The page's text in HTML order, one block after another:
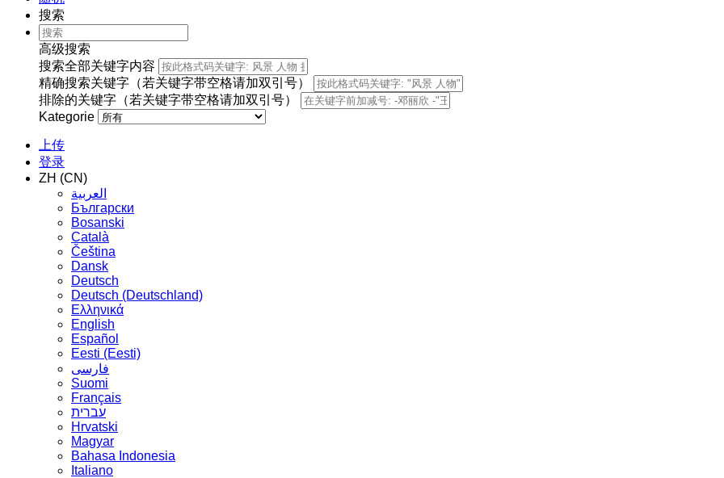
搜索
高级搜索
搜索全部关键字内容
精确搜索关键字（若关键字带空格请加双引号）
排除的关键字（若关键字带空格请加双引号）
Kategorie
上传
登录
ZH (CN)
العربية
Български
Bosanski
Сatalà
Čeština
Dansk
Deutsch
Deutsch (Deutschland)
Ελληνικά
English
Español
Eesti (Eesti)
فارسی
Suomi
Français
עברית
Hrvatski
Magyar
Bahasa Indonesia
Italiano